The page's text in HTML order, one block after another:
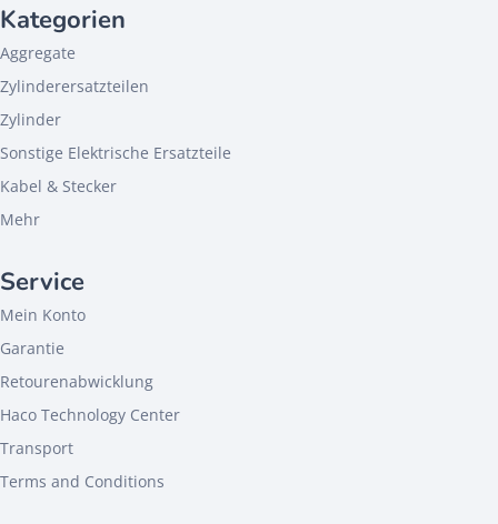
Kategorien
Aggregate
Zylinderersatzteilen
Zylinder
Sonstige Elektrische Ersatzteile
Kabel & Stecker
Mehr
Service
Mein Konto
Garantie
Retourenabwicklung
Haco Technology Center
Transport
Terms and Conditions